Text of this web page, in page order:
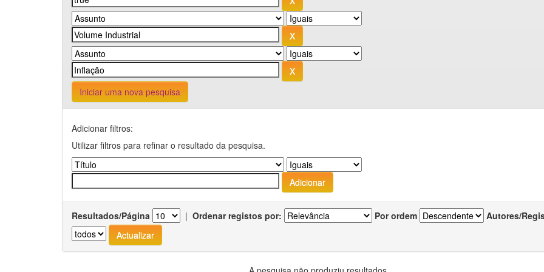
Iniciar uma nova pesquisa
Adicionar filtros:
Utilizar filtros para refinar o resultado da pesquisa.
Resultados/Página | Ordenar registos por: Por ordem Autores/